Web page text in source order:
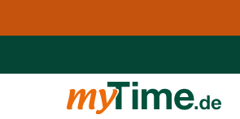
Zur Navigation springen